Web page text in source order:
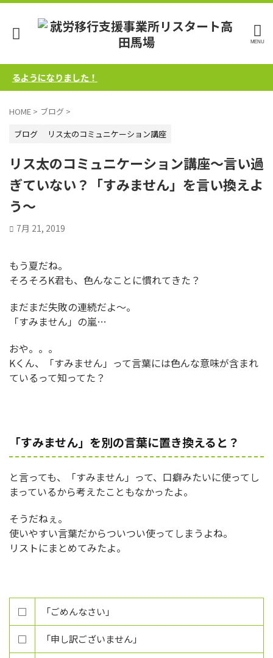
うになりました！
HOME > ブログ >
ブログ
リス太のコミュニケーション講座
リス太のコミュニケーション講座～言い過
ぎていない？「すみません」を言い換えよ
う～
7月 21, 2019
もう夏だね。
そろそろK君も、色んなことに慣れてきた？
まだまだ失敗の連続だよ～。
「すみません」の嵐…
おや。。。
Kくん、「すみません」って言葉には色んな意味が含まれ
ているって知ってた？
「すみません」を別の言葉に置き換えると？
と言っても、「すみません」って、口癖みたいに使ってし
まっているから考えたこともなかったよ。
そうだねぇ。
使いやすい言葉だからついつい使ってしまうよね。
リストにまとめてみたよ。
□ 「ごめんなさい」
□ 「申し訳ございません」